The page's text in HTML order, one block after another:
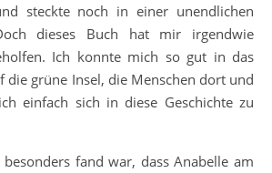
steckte noch in einer unendlichen
dieses Buch hat mir irgendwie
Ich konnte mich so gut in das
die grüne Insel, die Menschen dort und
einfach sich in diese Geschichte zu
fand war, dass Anabelle am